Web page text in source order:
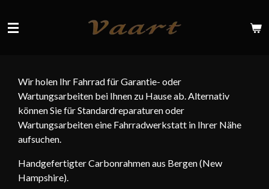
direct
Wir holen Ihr Fahrrad für Garantie- oder
Wartungsarbeiten bei Ihnen zu Hause ab. Alternativ
können Sie für Standardreparaturen oder
Wartungsarbeiten eine Fahrradwerkstatt in Ihrer Nähe
aufsuchen.
Handgefertigter Carbonrahmen aus Bergen (New
Hampshire).